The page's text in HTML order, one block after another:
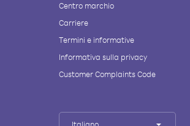
Centro marchio
Carriere
Termini e informative
Informativa sulla privacy
Customer Complaints Code